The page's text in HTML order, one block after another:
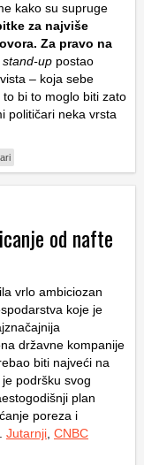
kako su supruge
za najviše
Za pravo na
stand-up postao
– koja sebe
bi to moglo biti zato
političari neka vrsta
od nafte
vrlo ambiciozan
koje je
državne kompanije
biti najveći na
podršku svog
plan
poreza i
Jutarnji CNBC